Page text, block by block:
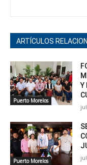
ARTÍCULOS
Puerto Morelos
Y
Puerto Morelos